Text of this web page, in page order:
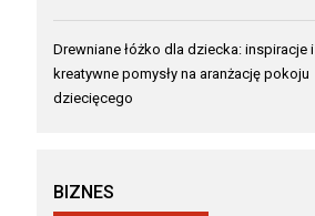
Drewniane łóżko dla dziecka: inspiracje i
kreatywne pomysły na aranżację pokoju
dziecięcego
BIZNES